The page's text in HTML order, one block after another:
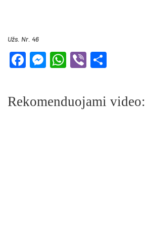
Užs. Nr. 46
Facebook
Messenger
WhatsApp
Viber
Rekomenduojami video: